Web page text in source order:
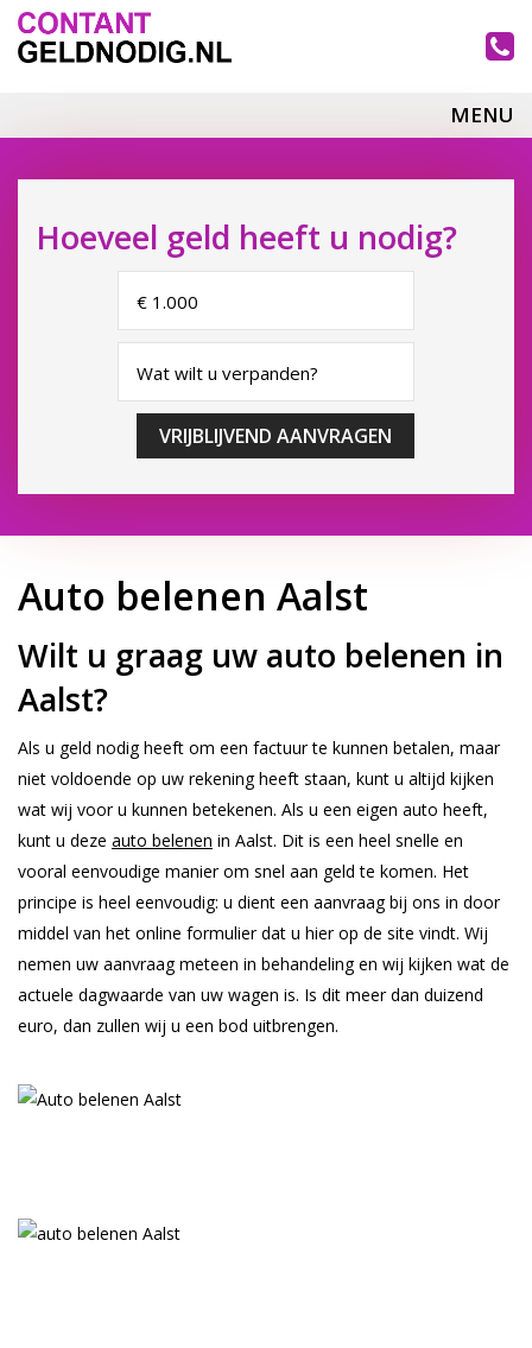
MENU
Hoeveel geld heeft u nodig?
VRIJBLIJVEND AANVRAGEN
Auto belenen Aalst
Wilt u graag uw auto belenen in
Aalst?
Als u geld nodig heeft om een factuur te kunnen betalen, maar
niet voldoende op uw rekening heeft staan, kunt u altijd kijken
wat wij voor u kunnen betekenen. Als u een eigen auto heeft,
kunt u deze auto belenen in Aalst. Dit is een heel snelle en
vooral eenvoudige manier om snel aan geld te komen. Het
principe is heel eenvoudig: u dient een aanvraag bij ons in door
middel van het online formulier dat u hier op de site vindt. Wij
nemen uw aanvraag meteen in behandeling en wij kijken wat de
actuele dagwaarde van uw wagen is. Is dit meer dan duizend
euro, dan zullen wij u een bod uitbrengen.